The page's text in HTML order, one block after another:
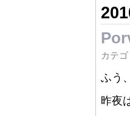
カテ
ふう
昨夜